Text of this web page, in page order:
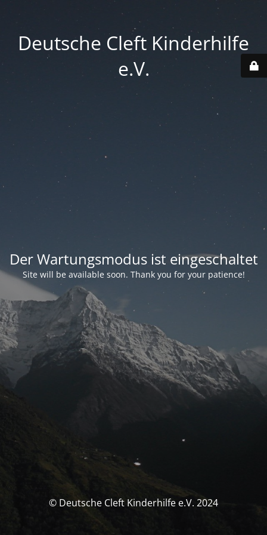
Deutsche Cleft Kinderhilfe
e.V.
Der Wartungsmodus ist eingeschaltet
Site will be available soon. Thank you for your patience!
© Deutsche Cleft Kinderhilfe e.V. 2024